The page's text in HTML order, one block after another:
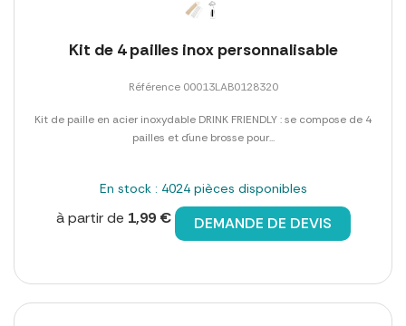
Kit de 4 pailles inox personnalisable
Référence 00013LAB0128320
Kit de paille en acier inoxydable DRINK FRIENDLY : se compose de 4
pailles et d´une brosse pour...
En stock : 4024 pièces disponibles
à partir de 1,99 € DEMANDE DE DEVIS